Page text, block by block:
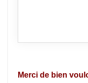
Merci de bien